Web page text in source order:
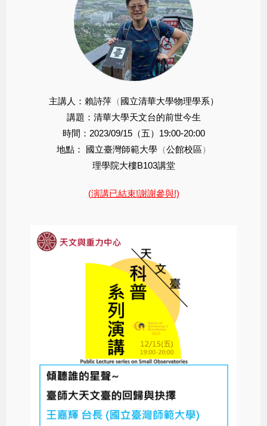
主講人：賴詩萍（國立清華大學物理學系）
講題：清華大學天文台的前世今生
時間：2023/09/15（五）19:00-20:00
地點： 國立臺灣師範大學（公館校區）
理學院大樓B103講堂
(演講已結束!謝謝參與!)